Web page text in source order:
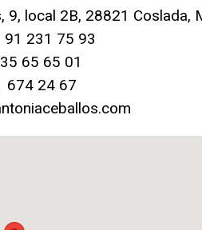
9, local 2B, 28821 Coslada,
91 231 75 93
65 65 01
674 24 67